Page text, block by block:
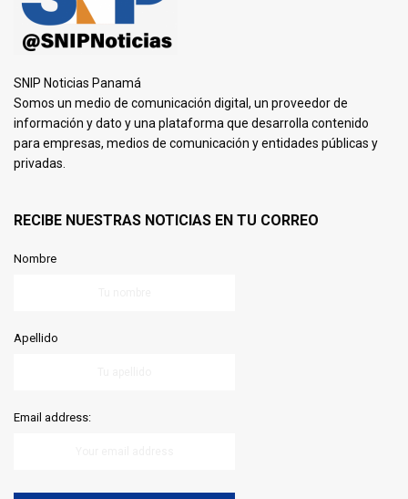
SNIP Noticias Panamá
Somos un medio de comunicación digital, un proveedor de
información y dato y una plataforma que desarrolla contenido
para empresas, medios de comunicación y entidades públicas y
privadas.
RECIBE NUESTRAS NOTICIAS EN TU CORREO
Nombre
Apellido
Email address: